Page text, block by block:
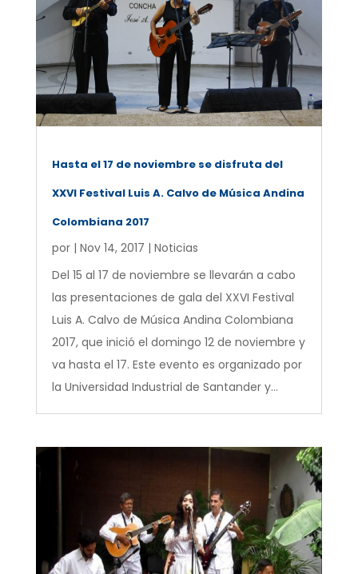
Hasta el 17 de noviembre se disfruta del
XXVI Festival Luis A. Calvo de Música Andina
Colombiana 2017
por | Nov 14, 2017 | Noticias
Del 15 al 17 de noviembre se llevarán a cabo
las presentaciones de gala del XXVI Festival
Luis A. Calvo de Música Andina Colombiana
2017, que inició el domingo 12 de noviembre y
va hasta el 17. Este evento es organizado por
la Universidad Industrial de Santander y...